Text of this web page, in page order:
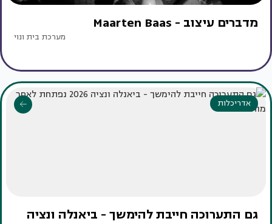
מדברים עיצוב - Maarten Baas
מערכת בית ונוי
אדריכלות
גם התערוכה חייבת להימשך - ביאנלה ונציה